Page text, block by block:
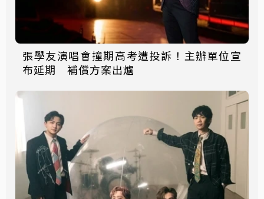
張學友演唱會撞期高考遭投訴！主辦單位宣
布延期 補償方案出爐